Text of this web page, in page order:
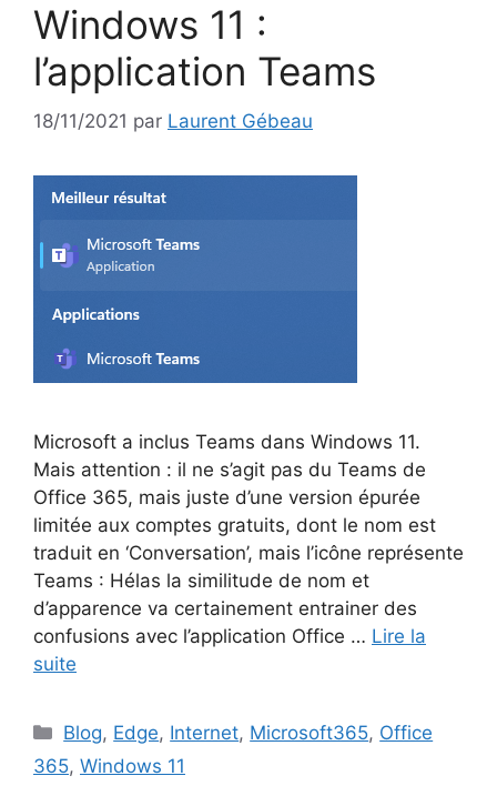
Windows 11 :
l’application Teams
18/11/2021 par Laurent Gébeau
Microsoft a inclus Teams dans Windows 11.
Mais attention : il ne s’agit pas du Teams de
Office 365, mais juste d’une version épurée
limitée aux comptes gratuits, dont le nom est
traduit en ‘Conversation’, mais l’icône représente
Teams : Hélas la similitude de nom et
d’apparence va certainement entrainer des
confusions avec l’application Office … Lire la
suite
Catégories
Blog, Edge, Internet, Microsoft365, Office
365, Windows 11